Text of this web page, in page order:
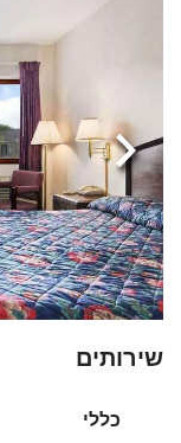
הקודמת
שירותים
כללי